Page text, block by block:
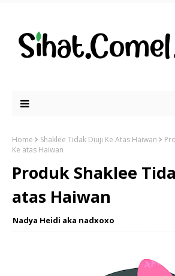
Home Shaklee Tidak Diuji Ke Atas Haiwan
Ke atas Haiwan
Produk Shaklee
atas Haiwan
Nadya Heidi aka nadxoxo